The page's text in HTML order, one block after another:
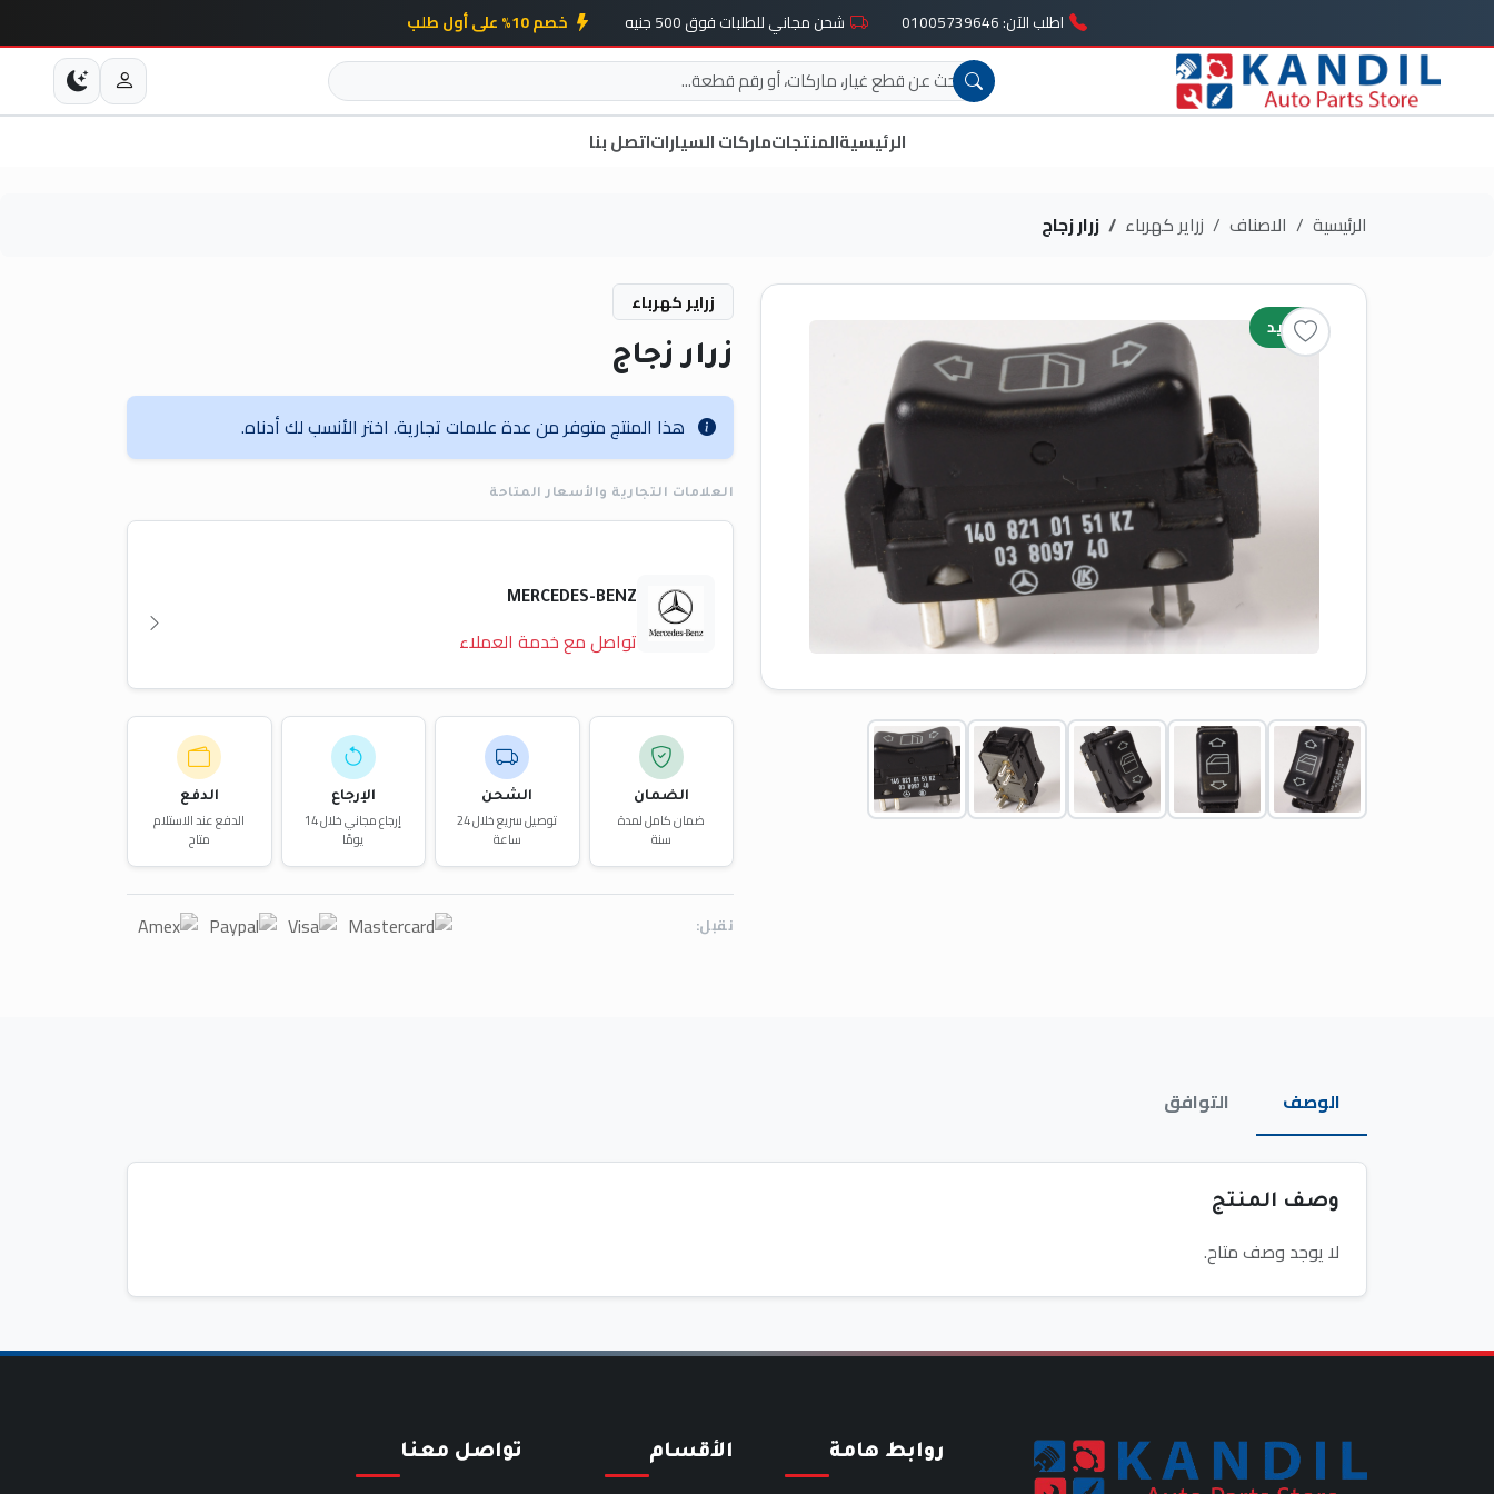
اطلب الآن: 01005739646 شحن مجاني للطلبات فوق 500 جنيه خصم 10% على أول طلب
الرئيسيةالمنتجاتماركات السياراتاتصل بنا
الرئيسية الاصناف زراير كهرباء زرار زجاج
جديد
زراير كهرباء
زرار زجاج
هذا المنتج متوفر من عدة علامات تجارية. اختر الأنسب لك أدناه.
العلامات التجارية والأسعار المتاحة
MERCEDES-BENZ
تواصل مع خدمة العملاء
الضمان
ضمان كامل لمدة
سنة
الشحن
توصيل سريع خلال 24
ساعة
الإرجاع
إرجاع مجاني خلال 14
يومًا
الدفع
الدفع عند الاستلام
متاح
نقبل:
الوصف التوافق
وصف المنتج
لا يوجد وصف متاح.
روابط هامة الأقسام تواصل معنا